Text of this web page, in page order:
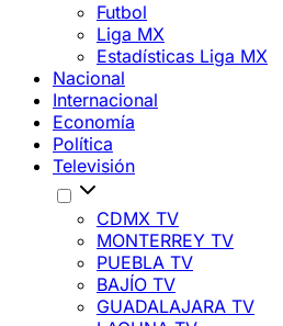
Futbol
Liga MX
Estadísticas Liga MX
Nacional
Internacional
Economía
Política
Televisión
CDMX TV
MONTERREY TV
PUEBLA TV
BAJÍO TV
GUADALAJARA TV